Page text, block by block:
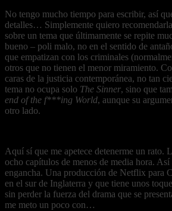
No tengo mucho tiempo para escribir, así
detalles… Simplemente quiero
sobre un tema que últimamente se repite
bueno – poli malo, no en el sentido de
que empatizan con los criminales
otros que no tienen el menor miramiento.
caras de la justicia contemporánea, no tan
tema no ocupa solo The Sinner, sino que
end of the f***ing World, aunque su
otro lado.
Aquí sí que me apetece detenerme un rato.
ocho capítulos de menos de media hora. Así
engancha. Una producción de Netflix para
en el sur de Inglaterra y que tiene unos
sin perder la fuerza del drama que se
me meto un poco con…